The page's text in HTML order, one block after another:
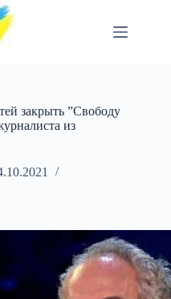
закрыть ”Свободу
из